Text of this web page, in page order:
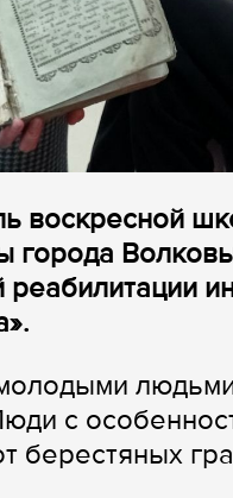
воскресной
города
реабилитации
с
берестяных